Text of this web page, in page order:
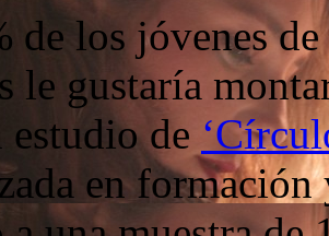
de los jóvenes
le gustaría
estudio de
en